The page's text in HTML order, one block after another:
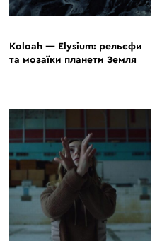
Koloah — Elysium: рельєфи
та мозаїки планети Земля